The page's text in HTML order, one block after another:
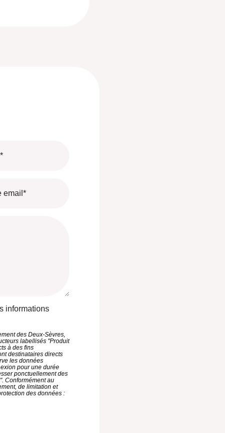
informations
des Deux-Sèvres,
labellisés "Produit
à des fins
destinataires directs
les données
pour une durée
ponctuellement des
Conformément au
de limitation et
des données :